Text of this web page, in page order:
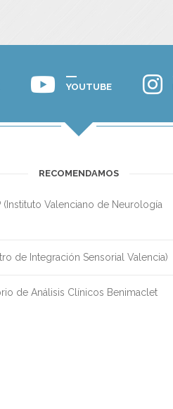
YOUTUBE
RECOMENDAMOS
(Instituto Valenciano de Neurología
de Integración Sensorial Valencia)
de Análisis Clínicos Benimaclet